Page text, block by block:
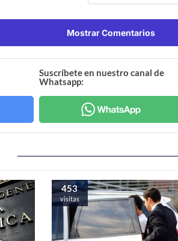
Mostrar Comentarios
Suscríbete en nuestro canal de
Whatsapp:
453
visitas